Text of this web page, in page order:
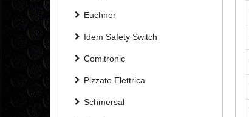
Euchner
Idem Safety Switch
Comitronic
Pizzato Elettrica
Schmersal